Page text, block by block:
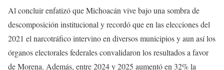
Al concluir enfatizó que Michoacán vive bajo una sombra de
descomposición institucional y recordó que en las elecciones del
2021 el narcotráfico intervino en diversos municipios y aun así los
órganos electorales federales convalidaron los resultados a favor
de Morena. Además, entre 2024 y 2025 aumentó en 32% la